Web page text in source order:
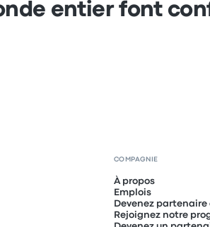
entier font
COMPAGNIE
À propos
Emplois
Devenez partenaire
Rejoignez notre